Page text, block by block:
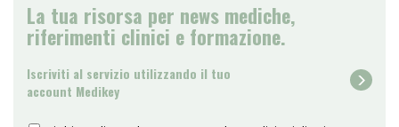
La tua risorsa per news mediche,
riferimenti clinici e formazione.
Iscriviti al servizio utilizzando il tuo
account Medikey